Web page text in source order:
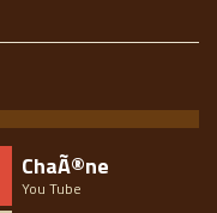
ChaÃ®ne
You Tube